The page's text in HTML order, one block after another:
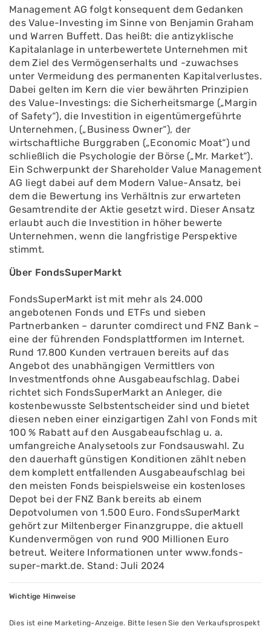
Management AG folgt konsequent dem Gedanken
des Value-Investing im Sinne von Benjamin Graham
und Warren Buffett. Das heißt: die antizyklische
Kapitalanlage in unterbewertete Unternehmen mit
dem Ziel des Vermögenserhalts und -zuwachses
unter Vermeidung des permanenten Kapitalverlustes.
Dabei gelten im Kern die vier bewährten Prinzipien
des Value-Investings: die Sicherheitsmarge („Margin
of Safety“), die Investition in eigentümergeführte
Unternehmen, („Business Owner“), der
wirtschaftliche Burggraben („Economic Moat“) und
schließlich die Psychologie der Börse („Mr. Market“).
Ein Schwerpunkt der Shareholder Value Management
AG liegt dabei auf dem Modern Value-Ansatz, bei
dem die Bewertung ins Verhältnis zur erwarteten
Gesamtrendite der Aktie gesetzt wird. Dieser Ansatz
erlaubt auch die Investition in höher bewerte
Unternehmen, wenn die langfristige Perspektive
stimmt.
Über FondsSuperMarkt
FondsSuperMarkt ist mit mehr als 24.000
angebotenen Fonds und ETFs und sieben
Partnerbanken – darunter comdirect und FNZ Bank –
eine der führenden Fondsplattformen im Internet.
Rund 17.800 Kunden vertrauen bereits auf das
Angebot des unabhängigen Vermittlers von
Investmentfonds ohne Ausgabeaufschlag. Dabei
richtet sich FondsSuperMarkt an Anleger, die
kostenbewusste Selbstentscheider sind und bietet
diesen neben einer einzigartigen Zahl von Fonds mit
100 % Rabatt auf den Ausgabeaufschlag u. a.
umfangreiche Analysetools zur Fondsauswahl. Zu
den dauerhaft günstigen Konditionen zählt neben
dem komplett entfallenden Ausgabeaufschlag bei
den meisten Fonds beispielsweise ein kostenloses
Depot bei der FNZ Bank bereits ab einem
Depotvolumen von 1.500 Euro. FondsSuperMarkt
gehört zur Miltenberger Finanzgruppe, die aktuell
Kundenvermögen von rund 900 Millionen Euro
betreut. Weitere Informationen unter www.fonds-
super-markt.de. Stand: Juli 2024
Wichtige Hinweise
Dies ist eine Marketing-Anzeige. Bitte lesen Sie den Verkaufsprospekt